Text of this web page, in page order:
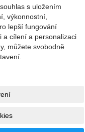
Číslo účtu:
s uložením
výkonnostní,
lepší fungování
a cílení a personalizaci
můžete svobodně